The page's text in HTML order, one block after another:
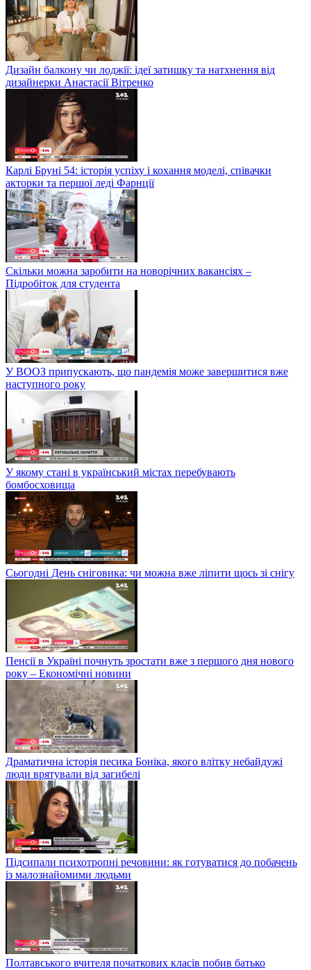
Дизайн балкону чи лоджії: ідеї затишку та натхнення від
дизайнерки Анастасії Вітренко
Карлі Бруні 54: історія успіху і кохання моделі, співачки
акторки та першої леді Фарнції
Скільки можна заробити на новорічних вакансіях –
Підробіток для студента
У ВООЗ припускають, що пандемія може завершитися вже
наступного року
У якому стані в український містах перебувають
бомбосховища
Сьогодні День сніговика: чи можна вже ліпити щось зі снігу
Пенсії в Україні почнуть зростати вже з першого дня нового
року – Економічні новини
Драматична історія песика Боніка, якого влітку небайдужі
люди врятували від загибелі
Підсипали психотропні речовини: як готуватися до побачень
із малознайомими людьми
Полтавського вчителя початкових класів побив батько